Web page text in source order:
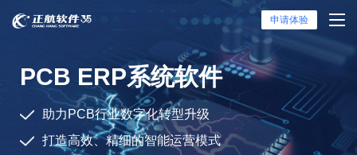
申请体验
PCB ERP系统软件
助力PCB行业数字化转型升级
打造高效、精细的智能运营模式